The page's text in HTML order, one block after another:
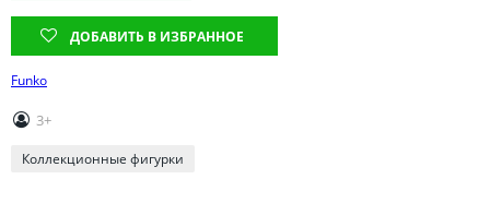
Томская область
Тюменская область
ДОБАВИТЬ В ИЗБРАННОЕ
Funko
3+
Коллекционные фигурки